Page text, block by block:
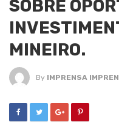
SOBRE
MINEIRO.
By IMPRENSA